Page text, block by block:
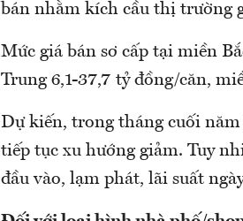
bán nhằm kích cầu thị trường
Mức giá bán sơ cấp tại miền
Trung 6,1-37,7 tỷ đồng/căn,
Dự kiến, trong tháng cuối
tiếp tục xu hướng giảm. Tuy
đầu vào, lạm phát, lãi suất